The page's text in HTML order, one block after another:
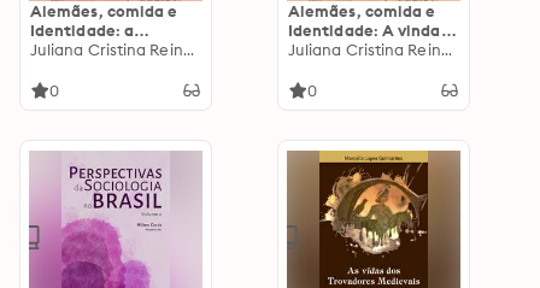
Alemães, comida e
Identidade: a
construção da
teuto-brasileira:
Juliana Cristina Reinhardt
0
Alemães, comida e
Identidade: A vinda
dos imigrantes:
Juliana Cristina Reinhardt
0